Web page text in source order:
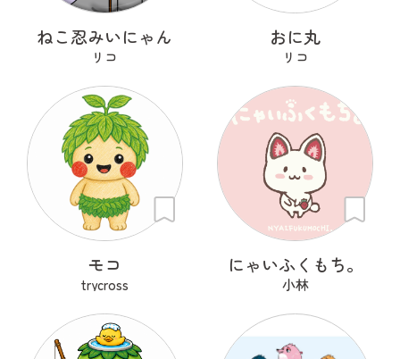
ねこ忍みいにゃん
リコ
おに丸
リコ
モコ
trycross
にゃいふくもち。
小林